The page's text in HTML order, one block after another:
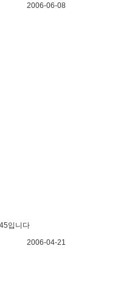
2006-06-08
입니다
2006-04-21